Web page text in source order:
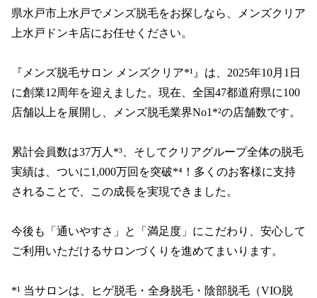
県水戸市上水戸でメンズ脱毛をお探しなら、メンズクリア
上水戸ドンキ店にお任せください。
『メンズ脱毛サロン メンズクリア*¹』は、2025年10月1日
に創業12周年を迎えました。現在、全国47都道府県に100
店舗以上を展開し、メンズ脱毛業界No1*²の店舗数です。
累計会員数は37万人*³、そしてクリアグループ全体の脱毛
実績は、ついに1,000万回を突破*⁴！多くのお客様に支持
されることで、この成長を実現できました。
今後も「通いやすさ」と「満足度」にこだわり、安心して
ご利用いただけるサロンづくりを進めてまいります。
*¹ 当サロンは、ヒゲ脱毛・全身脱毛・陰部脱毛（VIO脱